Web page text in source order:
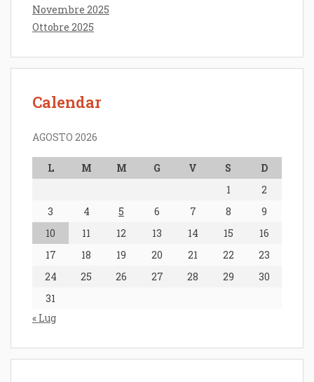
Novembre 2025
Ottobre 2025
Calendar
AGOSTO 2026
L M M G V S
D
1
2
3
4 5 6 7 8
9
10
11 12 13 14 15
16
17
18 19 20 21 22
23
24
25 26 27 28 29
30
31
« Lug